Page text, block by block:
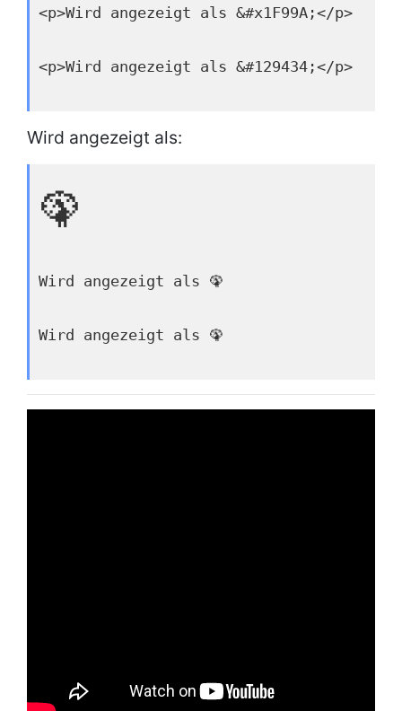
<p>Wird angezeigt als &#x1F99A;</p>
<p>Wird angezeigt als &#129434;</p>
Wird angezeigt als:
🦚
Wird angezeigt als 🦚
Wird angezeigt als 🦚